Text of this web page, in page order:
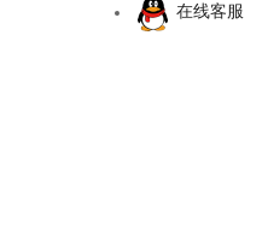
在线客服